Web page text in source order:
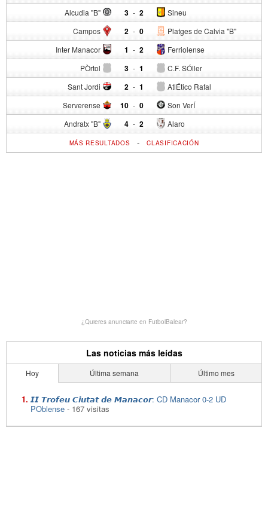
Alcudia "B" 3 - Sineu
2
Campos 2 - Platges de Calvia "B"
0
Inter Manacor 1 - Ferriolense
2
PÒrtol 3 - C.F. SÓller
1
Sant Jordi 2 - AtlÉtico Rafal
1
Serverense 10 - Son VerÍ
0
Andratx "B" 4 - Alaro
2
MÁS RESULTADOS -CLASIFICACIÓN
¿Quieres anunciarte en FutbolBalear?
Las noticias más leídas
Hoy Última semana Último mes
𝙄𝙄 𝙏𝙧𝙤𝙛𝙚𝙪 𝘾𝙞𝙪𝙩𝙖𝙩 𝙙𝙚 𝙈𝙖𝙣𝙖𝙘𝙤𝙧: CD Manacor 0-2 UD
POblense - 167 visitas